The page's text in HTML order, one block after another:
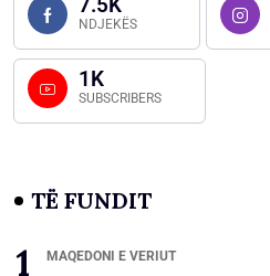
NDJEKËS
1K
SUBSCRIBERS
TË FUNDIT
MAQEDONI E VERIUT